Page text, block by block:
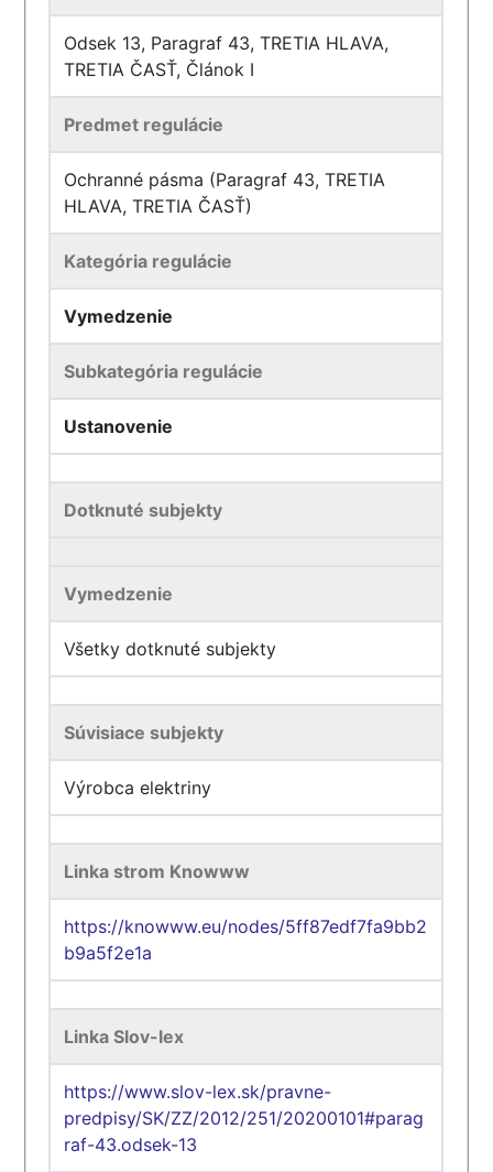
Odsek 13, Paragraf 43, TRETIA HLAVA,
TRETIA ČASŤ, Článok I
Predmet regulácie
Ochranné pásma (Paragraf 43, TRETIA
HLAVA, TRETIA ČASŤ)
Kategória regulácie
Vymedzenie
Subkategória regulácie
Ustanovenie
Dotknuté subjekty
Vymedzenie
Všetky dotknuté subjekty
Súvisiace subjekty
Výrobca elektriny
Linka strom Knowww
https://knowww.eu/nodes/5ff87edf7fa9bb2
b9a5f2e1a
Linka Slov-lex
https://www.slov-lex.sk/pravne-
predpisy/SK/ZZ/2012/251/20200101#parag
raf-43.odsek-13